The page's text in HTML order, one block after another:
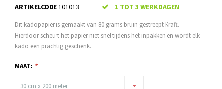
ARTIKELCODE101013 1 TOT 3 WERKDAGEN
Dit kadopapier is gemaakt van 80 grams bruin gestreept Kraft.
Hierdoor scheurt het papier niet snel tijdens het inpakken en wordt elk
kado een prachtig geschenk.
MAAT: *
30 cm x 200 meter